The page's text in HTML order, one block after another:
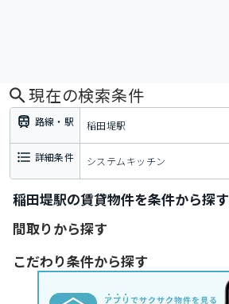
現在の検索条件
路線・駅 稲田堤駅
詳細条件 システムキッチン
稲田堤駅の賃貸物件を条件から探す
間取りから探す
こだわり条件から探す